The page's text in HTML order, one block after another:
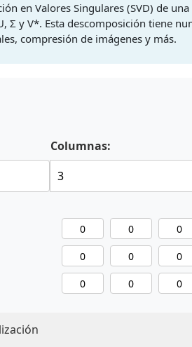
en Valores Singulares (SVD) de
Σ y V*. Esta descomposición tiene
compresión de imágenes y más.
Columnas: